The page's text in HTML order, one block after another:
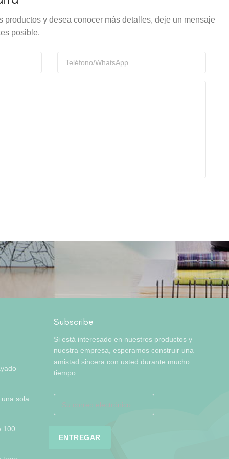
productos y desea conocer más detalles, deje un mensaje
posible.
sola
100
Subscribe
Si está interesado en nuestros productos y
nuestra empresa, esperamos construir una
amistad sincera con usted durante mucho
tiempo.